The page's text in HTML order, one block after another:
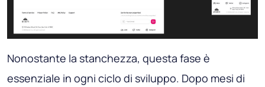
Nonostante la stanchezza, questa fase è
essenziale in ogni ciclo di sviluppo. Dopo mesi di